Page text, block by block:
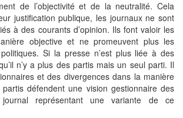
de l’objectivité et de la neutralité. Cela
justification publique, les journaux ne sont
à des courants d’opinion. Ils font valoir les
objective et ne promeuvent plus les
Si la presse n’est plus liée à des
n’y a plus des partis mais un seul parti. Il
et des divergences dans la manière
défendent une vision gestionnaire des
représentant une variante de ce